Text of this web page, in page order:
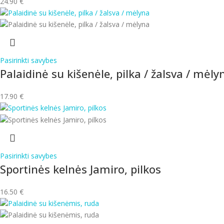
Pasirinkti savybes
Palaidinė su kišenėle, pilka / žalsva /
17.90 €
Pasirinkti savybes
Sportinės kelnės Jamiro, pilkos
16.50 €